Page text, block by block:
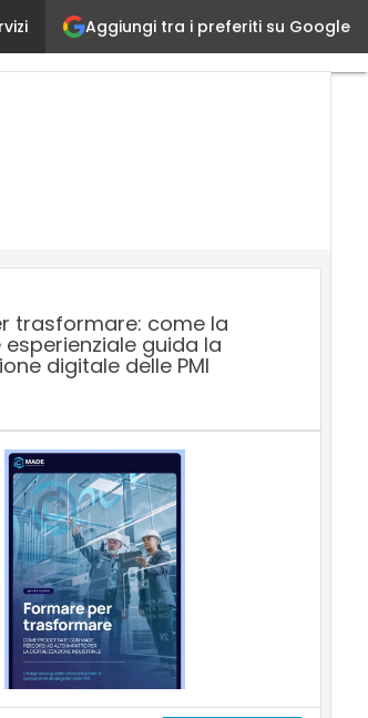
Aggiungi tra i preferiti su Google
Design Thinking: quali sono gli
trasformare: come la
guida la
digitale delle PMI